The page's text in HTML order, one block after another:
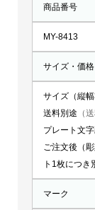
商品番号
MY-8413
サイズ・価格
サイズ（縦
送料別途 （
プレート文
ご注文後（
ト1枚につき
マーク